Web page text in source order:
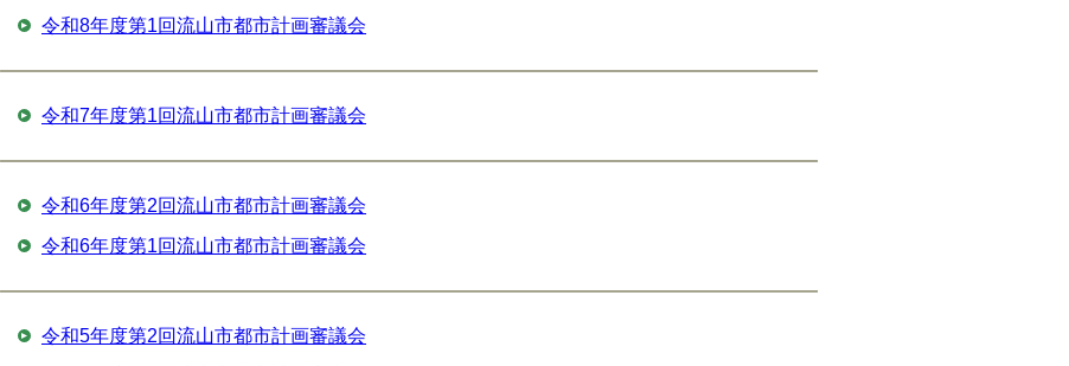
令和8年度第1回流山市都市計画審議会
令和7年度第1回流山市都市計画審議会
令和6年度第2回流山市都市計画審議会
令和6年度第1回流山市都市計画審議会
令和5年度第2回流山市都市計画審議会